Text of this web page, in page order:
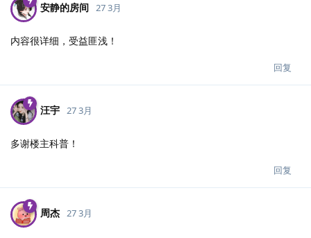
安静的房间 27 3月
内容很详细，受益匪浅！
回复
汪宇 27 3月
多谢楼主科普！
回复
周杰 27 3月